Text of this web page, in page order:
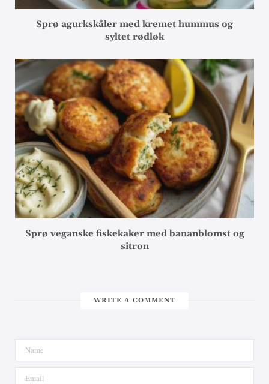
Sprø agurkskåler med kremet hummus og
syltet rødløk
Sprø veganske fiskekaker med bananblomst og
sitron
WRITE A COMMENT